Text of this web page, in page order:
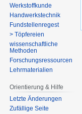
Werkstoffkunde
Handwerkstechnik
Fundstellenregest
> Töpfereien
wissenschaftliche
Methoden
Forschungsressourcen
Lehrmaterialien
Orientierung & Hilfe
Letzte Änderungen
Zufällige Seite